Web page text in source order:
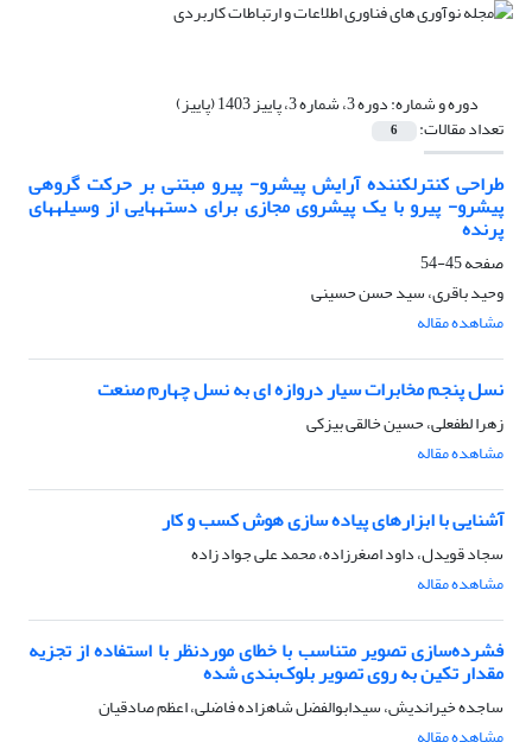
دوره و شماره:دوره 3، شماره 3، پاییز 1403 (پاییز)
تعداد مقالات: 6
طراحی کنترلکننده آرایش پیشرو- پیرو مبتنی بر حرکت گروهی
پیشرو- پیرو با یک پیشروی مجازی برای دستههایی از وسیلههای
پرنده
صفحه45-54
وحید باقری، سید حسن حسینی
مشاهده مقاله
نسل پنجم مخابرات سیار دروازه ای به نسل چهارم صنعت
زهرا لطفعلی، حسین خالقی بیزکی
مشاهده مقاله
آشنایی با ابزارهای پیاده سازی هوش کسب و کار
سجاد قویدل، داود اصغرزاده، محمد علی جواد زاده
مشاهده مقاله
فشرده‌سازی تصویر متناسب با خطای موردنظر با استفاده از تجزیه
مقدار تکین به‌ روی تصویر بلوک‌بندی شده
ساجده خیراندیش، سیدابوالفضل شاهزاده فاضلی، اعظم صادقیان
مشاهده مقاله